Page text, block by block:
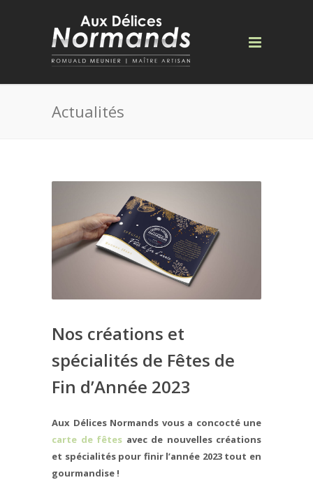
Actualités
Nos créations et
spécialités de Fêtes de
Fin d’Année 2023
Aux Délices Normands vous a concocté une
carte de fêtes avec de nouvelles créations
et spécialités pour finir l’année 2023 tout en
gourmandise !